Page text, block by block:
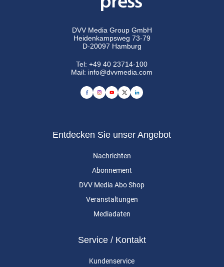
DVV Media Group GmbH
Heidenkampsweg 73-79
D-20097 Hamburg
Tel:+49 40 23714-100
Mail: info@dvvmedia.com
Entdecken Sie unser Angebot
Nachrichten
Abonnement
DVV Media Abo Shop
Veranstaltungen
Mediadaten
Service / Kontakt
Kundenservice